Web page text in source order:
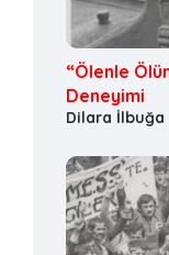
“Ölenle
Deneyimi
Dilara İlbuğa